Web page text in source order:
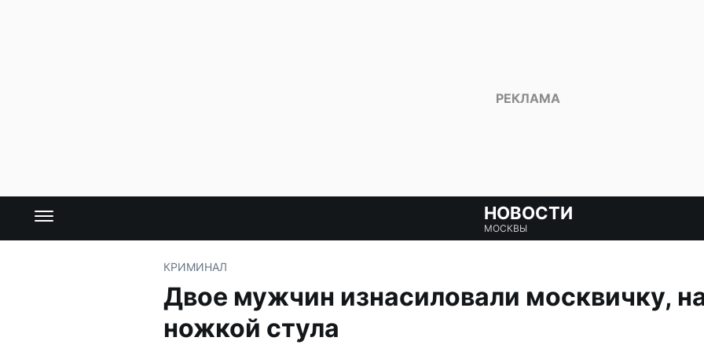
НОВОСТИ
МОСКВЫ
КРИМИНАЛ
Двое мужчин изнасиловали москвичку,
ножкой стула